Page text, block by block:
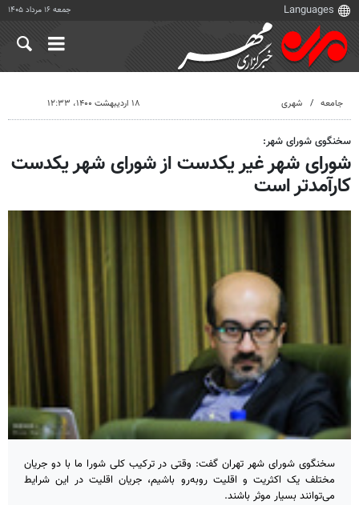
جمعه ۱۶ مرداد ۱۴۰۵
جامعه شهری ۱۸ اردیبهشت ۱۴۰۰، ۱۲:۳۳
سخنگوی شورای شهر:
شورای شهر غیر یکدست از شورای شهر یکدست
کارآمدتر است
سخنگوی شورای شهر تهران گفت: وقتی در ترکیب کلی شورا ما با دو جریان
مختلف یک اکثریت و اقلیت روبه‌رو باشیم، جریان اقلیت در این شرایط
می‌توانند بسیار موثر باشند.